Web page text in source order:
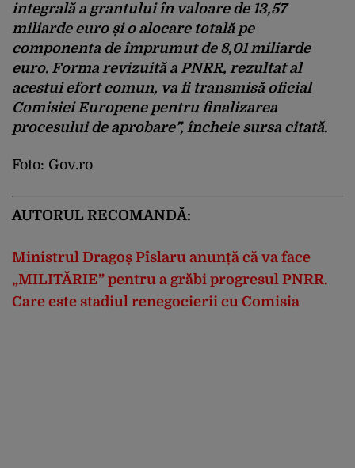
integrală a grantului în valoare de 13,57
miliarde euro și o alocare totală pe
componenta de împrumut de 8,01 miliarde
euro. Forma revizuită a PNRR, rezultat al
acestui efort comun, va fi transmisă oficial
Comisiei Europene pentru finalizarea
procesului de aprobare”, încheie sursa citată.
Foto: Gov.ro
AUTORUL RECOMANDĂ:
Ministrul Dragoș Pîslaru anunță că va face
„MILITĂRIE” pentru a grăbi progresul PNRR.
Care este stadiul renegocierii cu Comisia